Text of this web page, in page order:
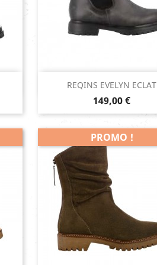
REQINS EVELYN ECLAT
Prix
149,00 €
Aperçu rapide
PROMO !